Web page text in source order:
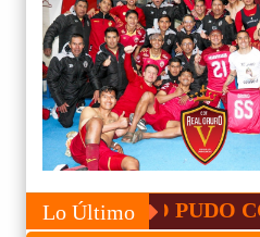
Lo Último
NO PUDO CON